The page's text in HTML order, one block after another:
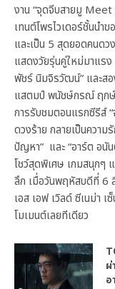
งาน “จุดจีบสายมู
เทนต์โพรไวเดอร์ชั้นนำ
และเป็น 5 สุดยอดคนดว
แสดงวัยรุ่นคู่ใหม่มาแร
พัชร์ นิมจิรวัฒน์” และส
แสตมป์ พนัชษ์กรณ์ ฤกษ์
การรับชมตอนแรกซีรีส์
ดวงร้าย กลายเป็นควา
ปัญหา” และ “อาร์ต อนั
โชว์สุดพิเศษ เกมสนุกๆ
ลึก เมื่อวันพฤหัสบดีที่ 6
เอส เอฟ เวิลด์ ซีเนม่า
โมเมนต์เลยทีเดียว
ผ่
อ